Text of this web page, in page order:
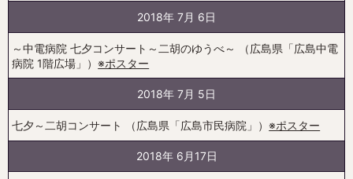
2018年 7月 6日
～中電病院 七夕コンサート～二胡のゆうべ～ （広島県「広島中電
病院 1階広場」）※ポスター
2018年 7月 5日
七夕～二胡コンサート （広島県「広島市民病院」）※ポスター
2018年 6月17日